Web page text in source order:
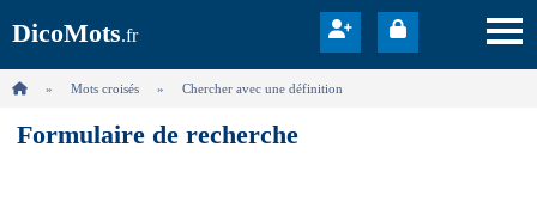
DicoMots.fr
Mots croisés Chercher avec une définition
Formulaire de recherche